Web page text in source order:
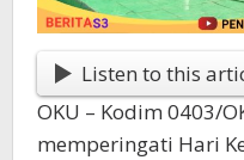
Listen to this
OKU – Kodim 0403/
memperingati Hari